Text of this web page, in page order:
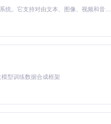
MiniMax H3 是一个通用的全模态生成系统。它支持对由文本、图像、视频和音频组成的多模态上下文进行统一理解，并能生成分辨率高达 2K、时长可达 15 秒的带原生立体声音频的视频。得益于面向任务泛化的系统设计，H3 在预训练阶段就已具备广泛的多模态上下文理解与生成能力，能够出色地执行复杂的多模态指令。
型训练数据合成框架